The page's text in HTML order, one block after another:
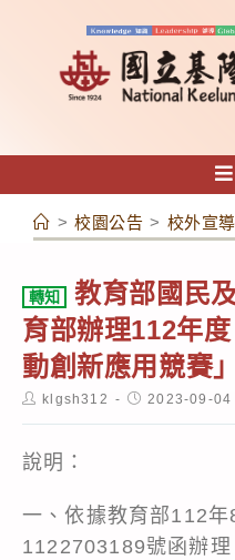
容
> 校園公告 > 校外宣
轉知
教育部國民
育部辦理112年
動創新應用競賽」
Postklgsh312
Post2023-09-04
說明：
一、依據教育部112
1122703189號函辦理